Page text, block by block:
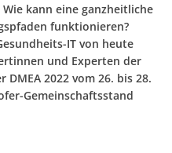
kann eine ganzheitliche
funktionieren?
IT von heute
und Experten der
2022 vom 26. bis 28.
Gemeinschaftsstand